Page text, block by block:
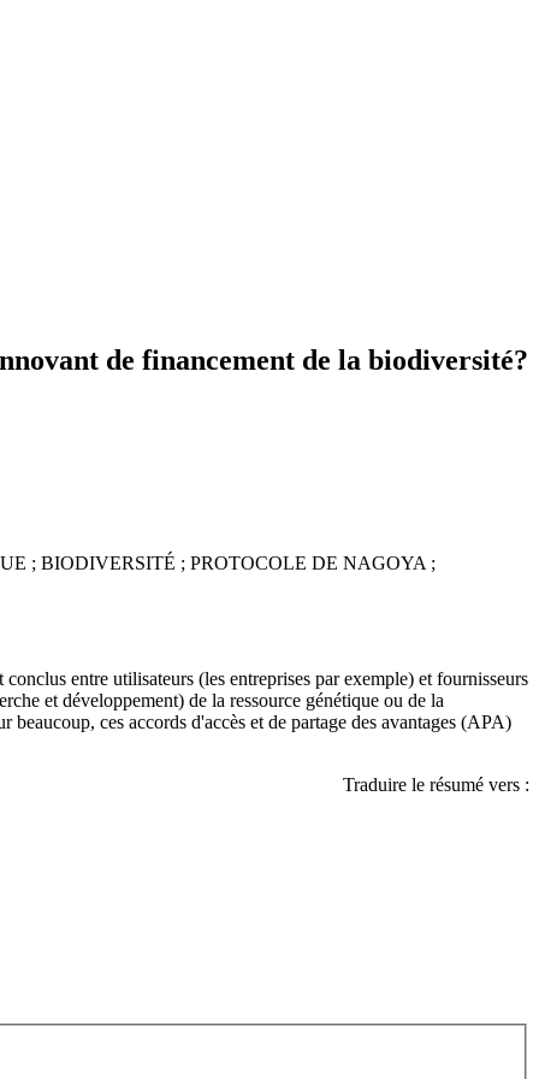
de financement de la biodiversité?
; BIODIVERSITÉ ; PROTOCOLE DE NAGOYA ;
entre utilisateurs (les entreprises par exemple) et fournisseurs
et développement) de la ressource génétique ou de la
ces accords d'accès et de partage des avantages (APA)
Traduire le résumé vers :